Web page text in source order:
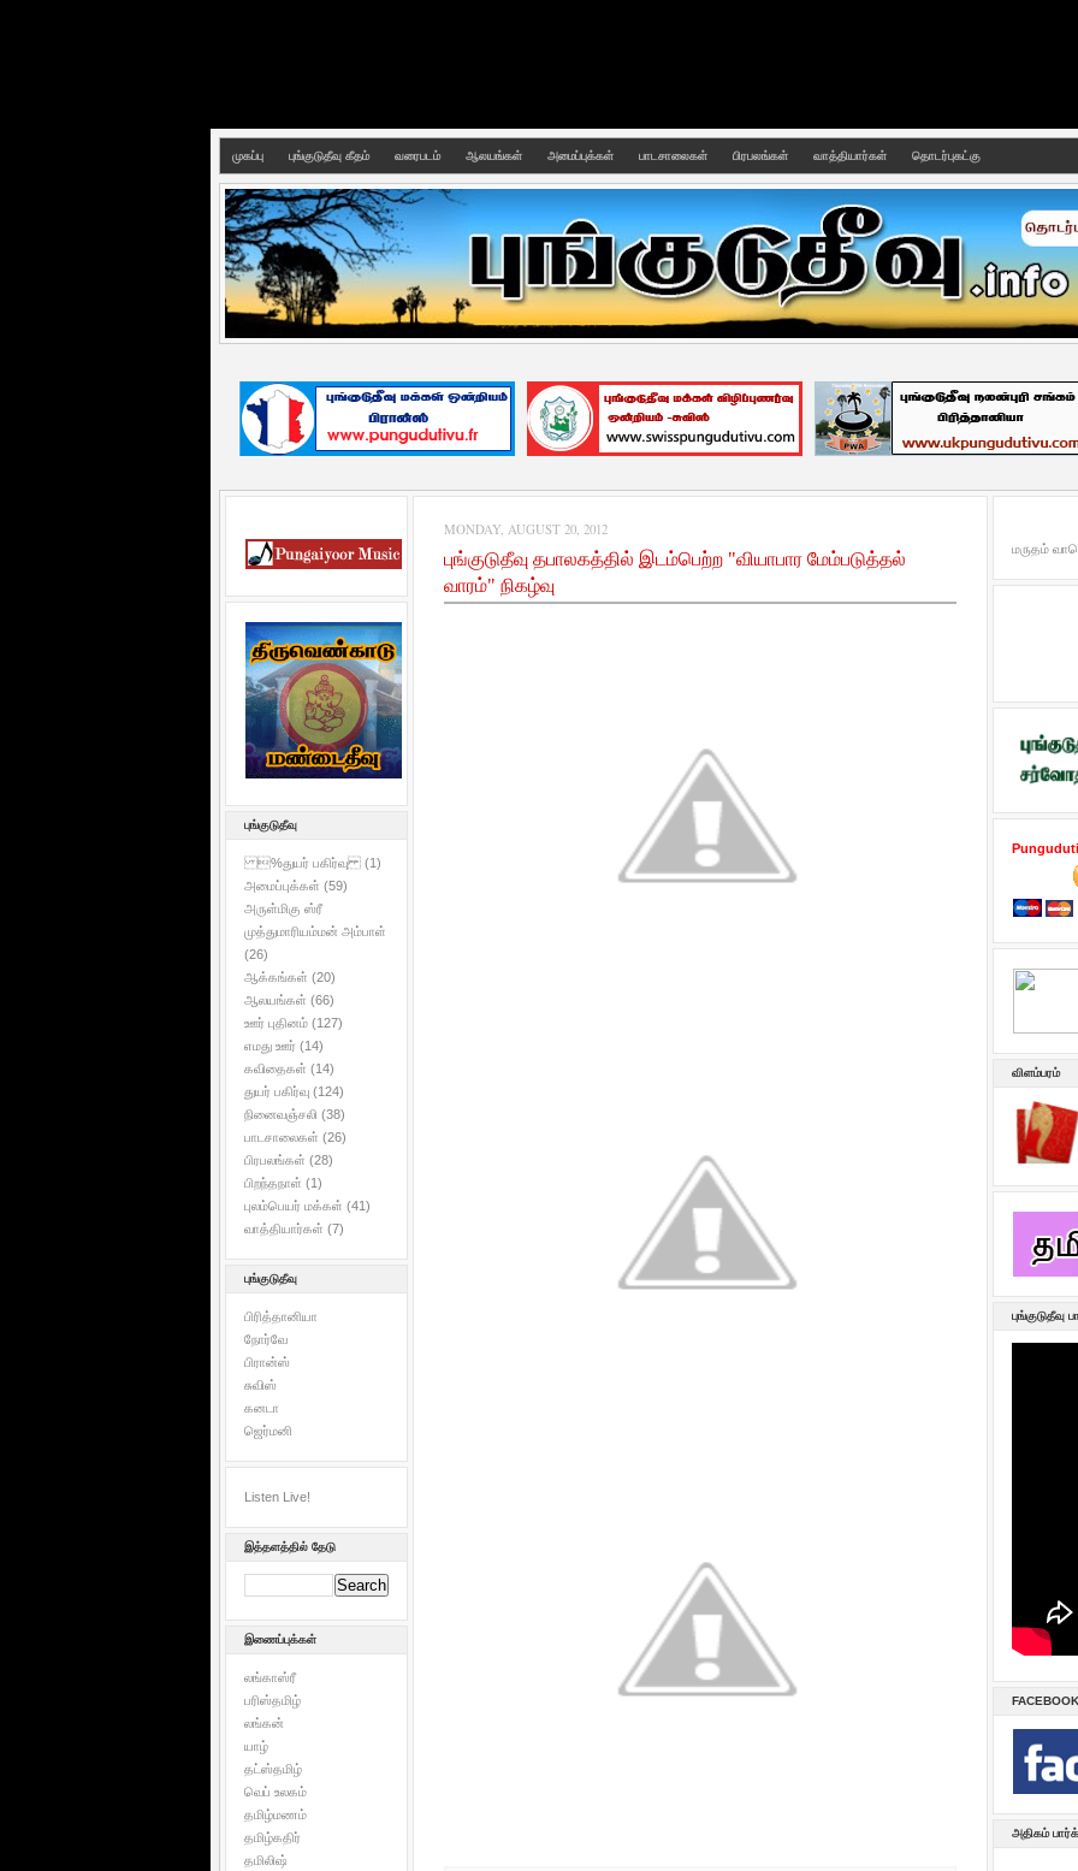
முகப்பு புங்குடுதீவு கீதம் வரைபடம் ஆலயங்கள் அமைப்புக்கள் பாடசாலைகள் பிரபலங்கள் வாத்தியார்கள் தொடர்புகட்கு
புங்குடுதீவு
%துயர் பகிர்வு (1)
அமைப்புக்கள் (59)
அருள்மிகு ஸ்ரீ
முத்துமாரியம்மன் அம்பாள்
(26)
ஆக்கங்கள் (20)
ஆலயங்கள் (66)
ஊர் புதினம் (127)
எமது ஊர் (14)
கவிதைகள் (14)
துயர் பகிர்வு (124)
நினைவஞ்சலி (38)
பாடசாலைகள் (26)
பிரபலங்கள் (28)
பிறந்தநாள் (1)
புலம்பெயர் மக்கள் (41)
வாத்தியார்கள் (7)
புங்குடுதீவு
பிரித்தானியா
நோர்வே
பிரான்ஸ்
சுவிஸ்
கனடா
ஜெர்மனி
Listen Live!
இத்தளத்தில் தேடு
இணைப்புக்கள்
லங்காஸ்ரீ
பரிஸ்தமிழ்
லங்கன்
யாழ்
தட்ஸ்தமிழ்
வெப் உலகம்
தமிழ்மணம்
தமிழ்கதிர்
தமிலிஷ்
MONDAY, AUGUST 20, 2012
புங்குடுதீவு தபாலகத்தில் இடம்பெற்ற "வியாபார மேம்படுத்தல்
வாரம்" நிகழ்வு
மருதம்
P
விளம்பரம்
புங்குடுதீவு
அதிகம்